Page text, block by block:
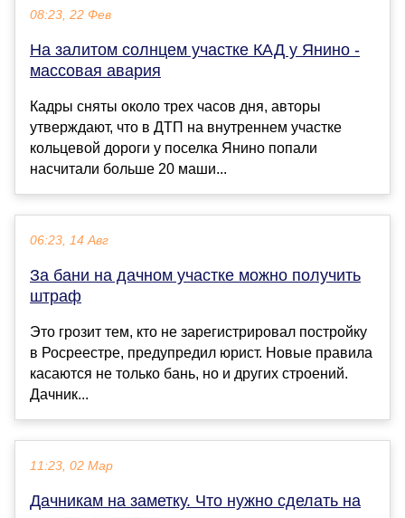
08:23, 22 Фев
На залитом солнцем участке КАД у Янино -
массовая авария
Кадры сняты около трех часов дня, авторы
утверждают, что в ДТП на внутреннем участке
кольцевой дороги у поселка Янино попали
насчитали больше 20 маши...
06:23, 14 Авг
За бани на дачном участке можно получить
штраф
Это грозит тем, кто не зарегистрировал постройку
в Росреестре, предупредил юрист. Новые правила
касаются не только бань, но и других строений.
Дачник...
11:23, 02 Мар
Дачникам на заметку. Что нужно сделать на